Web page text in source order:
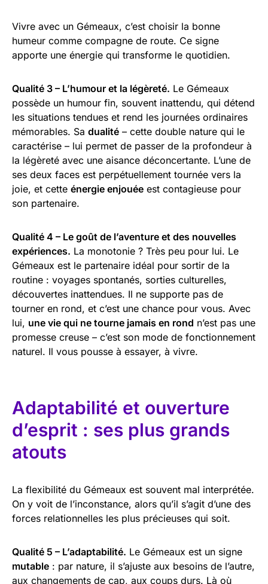
Vivre avec un Gémeaux, c’est choisir la bonne
humeur comme compagne de route. Ce signe
apporte une énergie qui transforme le quotidien.
Qualité 3 – L’humour et la légèreté. Le Gémeaux
possède un humour fin, souvent inattendu, qui détend
les situations tendues et rend les journées ordinaires
mémorables. Sa dualité – cette double nature qui le
caractérise – lui permet de passer de la profondeur à
la légèreté avec une aisance déconcertante. L’une de
ses deux faces est perpétuellement tournée vers la
joie, et cette énergie enjouée est contagieuse pour
son partenaire.
Qualité 4 – Le goût de l’aventure et des nouvelles
expériences. La monotonie ? Très peu pour lui. Le
Gémeaux est le partenaire idéal pour sortir de la
routine : voyages spontanés, sorties culturelles,
découvertes inattendues. Il ne supporte pas de
tourner en rond, et c’est une chance pour vous. Avec
lui, une vie qui ne tourne jamais en rond n’est pas une
promesse creuse – c’est son mode de fonctionnement
naturel. Il vous pousse à essayer, à vivre.
Adaptabilité et ouverture
d’esprit : ses plus grands
atouts
La flexibilité du Gémeaux est souvent mal interprétée.
On y voit de l’inconstance, alors qu’il s’agit d’une des
forces relationnelles les plus précieuses qui soit.
Qualité 5 – L’adaptabilité. Le Gémeaux est un signe
mutable : par nature, il s’ajuste aux besoins de l’autre,
aux changements de cap, aux coups durs. Là où